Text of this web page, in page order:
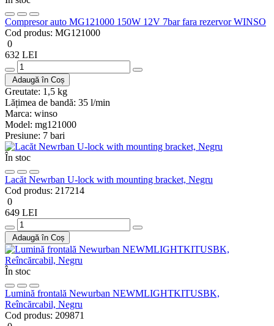
Compresor auto MG121000 150W 12V 7bar fara rezervor WINSO
Cod produs: MG121000
0
632 LEI
Adaugă în Coș
Greutate: 1,5 kg
Lățimea de bandă: 35 l/min
Marca: winso
Model: mg121000
Presiune: 7 bari
În stoc
Lacăt Newrban U-lock with mounting bracket, Negru
Cod produs: 217214
0
649 LEI
Adaugă în Coș
În stoc
Lumină frontală Newurban NEWMLIGHTKITUSBK,
Reîncărcabil, Negru
Cod produs: 209871